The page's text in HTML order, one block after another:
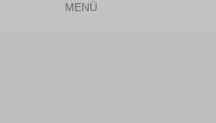
MENÜ